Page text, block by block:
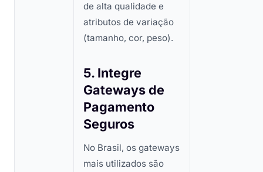
de alta qualidade e
atributos de variação
(tamanho, cor, peso).
5. Integre
Gateways de
Pagamento
Seguros
No Brasil, os gateways
mais utilizados são